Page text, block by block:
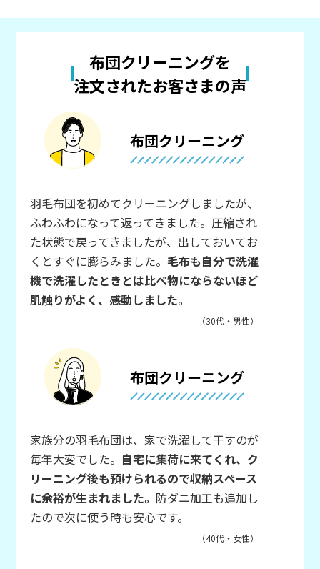
布団クリーニングを
注文されたお客さまの声
布団クリーニング
羽毛布団を初めてクリーニングしましたが、
ふわふわになって返ってきました。圧縮され
た状態で戻ってきましたが、出しておいてお
くとすぐに膨らみました。 毛布も自分で洗濯
機で洗濯したときとは比べ物にならないほど
肌触りがよく、感動しました。
（30代・男性）
布団クリーニング
家族分の羽毛布団は、家で洗濯して干すのが
毎年大変でした。 自宅に集荷に来てくれ、ク
リーニング後も預けられるので収納スペース
に余裕が生まれました。 防ダニ加工も追加し
たので次に使う時も安心です。
（40代・女性）